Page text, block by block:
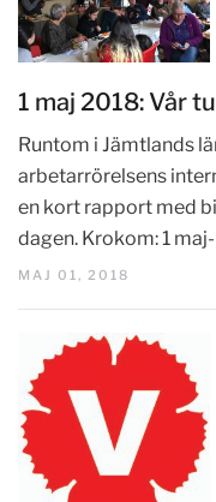
1 maj 2018: Vår
Runtom i Jämtlands
arbetarrörelsens
en kort rapport med
dagen. Krokom: 1
MAJ 01, 2018